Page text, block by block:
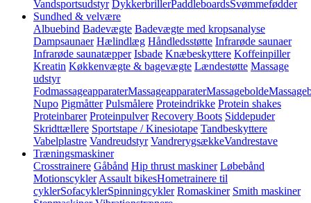
Vandsportsudstyr DykkerbrillerPaddleboardsSvømmefødder
Sundhed & velvære
Albuebind Badevægte Badevægte med kropsanalyse
Dampsaunaer Hælindlæg Håndledsstøtte Infrarøde saunaer
Infrarøde saunatæpper Isbade Knæbeskyttere Koffeinpiller
Kreatin Køkkenvægte & bagevægte Lændestøtte Massage
udstyr
FodmassageapparaterMassageapparaterMassagebolde
Nupo Pigmåtter Pulsmålere Proteindrikke Protein shakes
Proteinbarer Proteinpulver Recovery Boots Siddepuder
Skridttællere Sportstape / Kinesiotape Tandbeskyttere
Vabelplastre Vandreudstyr VandrerygsækkeVandrestave
Træningsmaskiner
Crosstrainere Gåbånd Hip thrust maskiner Løbebånd
Motionscykler Assault bikesHometrainere til
cyklerSofacyklerSpinningcykler Romaskiner Smith maskiner